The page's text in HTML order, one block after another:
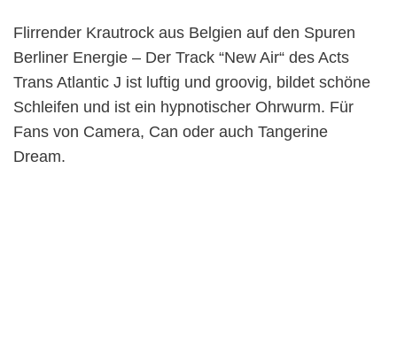
Flirrender Krautrock aus Belgien auf den Spuren
Berliner Energie – Der Track “New Air“ des Acts
Trans Atlantic J ist luftig und groovig, bildet schöne
Schleifen und ist ein hypnotischer Ohrwurm. Für
Fans von Camera, Can oder auch Tangerine
Dream.